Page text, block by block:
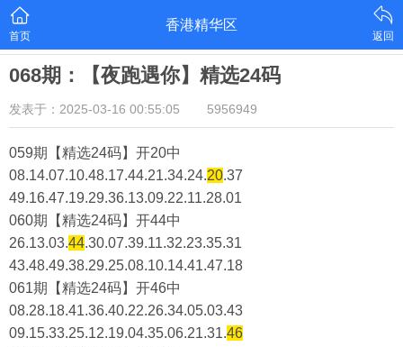
首页
香港精华区
返回
068期：【夜跑遇你】精选24码
发表于：2025-03-16 00:55:05 5956949
059期【精选24码】开20中
08.14.07.10.48.17.44.21.34.24.20.37
49.16.47.19.29.36.13.09.22.11.28.01
060期【精选24码】开44中
26.13.03.44.30.07.39.11.32.23.35.31
43.48.49.38.29.25.08.10.14.41.47.18
061期【精选24码】开46中
08.28.18.41.36.40.22.26.34.05.03.43
09.15.33.25.12.19.04.35.06.21.31.46